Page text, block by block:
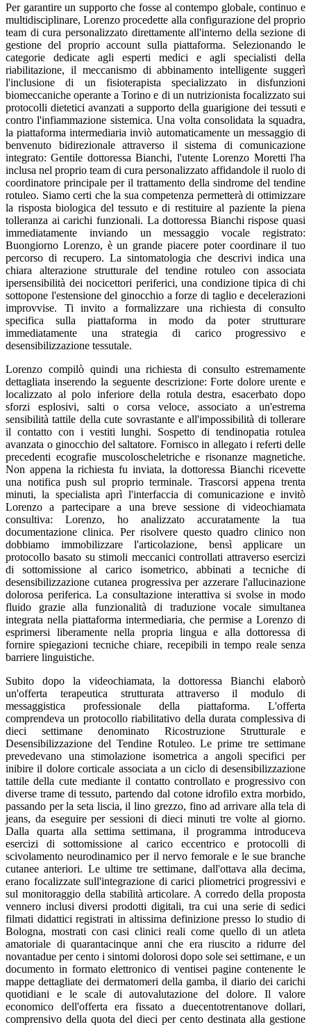
Per garantire un supporto che fosse al contempo globale, continuo e
multidisciplinare, Lorenzo procedette alla configurazione del proprio
team di cura personalizzato direttamente all'interno della sezione di
gestione del proprio account sulla piattaforma. Selezionando le
categorie dedicate agli esperti medici e agli specialisti della
riabilitazione, il meccanismo di abbinamento intelligente suggerì
l'inclusione di un fisioterapista specializzato in disfunzioni
biomeccaniche operante a Torino e di un nutrizionista focalizzato sui
protocolli dietetici avanzati a supporto della guarigione dei tessuti e
contro l'infiammazione sistemica. Una volta consolidata la squadra,
la piattaforma intermediaria inviò automaticamente un messaggio di
benvenuto bidirezionale attraverso il sistema di comunicazione
integrato: Gentile dottoressa Bianchi, l'utente Lorenzo Moretti l'ha
inclusa nel proprio team di cura personalizzato affidandole il ruolo di
coordinatore principale per il trattamento della sindrome del tendine
rotuleo. Siamo certi che la sua competenza permetterà di ottimizzare
la risposta biologica del tessuto e di restituire al paziente la piena
tolleranza ai carichi funzionali. La dottoressa Bianchi rispose quasi
immediatamente inviando un messaggio vocale registrato:
Buongiorno Lorenzo, è un grande piacere poter coordinare il tuo
percorso di recupero. La sintomatologia che descrivi indica una
chiara alterazione strutturale del tendine rotuleo con associata
ipersensibilità dei nocicettori periferici, una condizione tipica di chi
sottopone l'estensione del ginocchio a forze di taglio e decelerazioni
improvvise. Ti invito a formalizzare una richiesta di consulto
specifica sulla piattaforma in modo da poter strutturare
immediatamente una strategia di carico progressivo e
desensibilizzazione tessutale.
Lorenzo compilò quindi una richiesta di consulto estremamente
dettagliata inserendo la seguente descrizione: Forte dolore urente e
localizzato al polo inferiore della rotula destra, esacerbato dopo
sforzi esplosivi, salti o corsa veloce, associato a un'estrema
sensibilità tattile della cute sovrastante e all'impossibilità di tollerare
il contatto con i vestiti lunghi. Sospetto di tendinopatia rotulea
avanzata o ginocchio del saltatore. Fornisco in allegato i referti delle
precedenti ecografie muscoloscheletriche e risonanze magnetiche.
Non appena la richiesta fu inviata, la dottoressa Bianchi ricevette
una notifica push sul proprio terminale. Trascorsi appena trenta
minuti, la specialista aprì l'interfaccia di comunicazione e invitò
Lorenzo a partecipare a una breve sessione di videochiamata
consultiva: Lorenzo, ho analizzato accuratamente la tua
documentazione clinica. Per risolvere questo quadro clinico non
dobbiamo immobilizzare l'articolazione, bensì applicare un
protocollo basato su stimoli meccanici controllati attraverso esercizi
di sottomissione al carico isometrico, abbinati a tecniche di
desensibilizzazione cutanea progressiva per azzerare l'allucinazione
dolorosa periferica. La consultazione interattiva si svolse in modo
fluido grazie alla funzionalità di traduzione vocale simultanea
integrata nella piattaforma intermediaria, che permise a Lorenzo di
esprimersi liberamente nella propria lingua e alla dottoressa di
fornire spiegazioni tecniche chiare, recepibili in tempo reale senza
barriere linguistiche.
Subito dopo la videochiamata, la dottoressa Bianchi elaborò
un'offerta terapeutica strutturata attraverso il modulo di
messaggistica professionale della piattaforma. L'offerta
comprendeva un protocollo riabilitativo della durata complessiva di
dieci settimane denominato Ricostruzione Strutturale e
Desensibilizzazione del Tendine Rotuleo. Le prime tre settimane
prevedevano una stimolazione isometrica a angoli specifici per
inibire il dolore corticale associata a un ciclo di desensibilizzazione
tattile della cute mediante il contatto controllato e progressivo con
diverse trame di tessuto, partendo dal cotone idrofilo extra morbido,
passando per la seta liscia, il lino grezzo, fino ad arrivare alla tela di
jeans, da eseguire per sessioni di dieci minuti tre volte al giorno.
Dalla quarta alla settima settimana, il programma introduceva
esercizi di sottomissione al carico eccentrico e protocolli di
scivolamento neurodinamico per il nervo femorale e le sue branche
cutanee anteriori. Le ultime tre settimane, dall'ottava alla decima,
erano focalizzate sull'integrazione di carici pliometrici progressivi e
sul monitoraggio della stabilità articolare. A corredo della proposta
vennero inclusi diversi prodotti digitali, tra cui una serie di sedici
filmati didattici registrati in altissima definizione presso lo studio di
Bologna, mostrati con casi clinici reali come quello di un atleta
amatoriale di quarantacinque anni che era riuscito a ridurre del
novantadue per cento i sintomi dolorosi dopo sole sei settimane, e un
documento in formato elettronico di ventisei pagine contenente le
mappe dettagliate dei dermatomeri della gamba, il diario dei carichi
quotidiani e le scale di autovalutazione del dolore. Il valore
economico dell'offerta era fissato a duecentotrentanove dollari,
comprensivo della quota del dieci per cento destinata alla gestione